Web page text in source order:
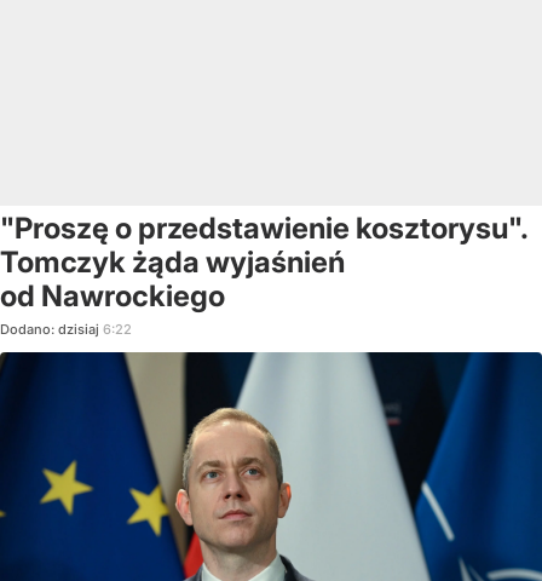
"Proszę o przedstawienie kosztorysu".
Tomczyk żąda wyjaśnień
od Nawrockiego
Dodano: dzisiaj 6:22